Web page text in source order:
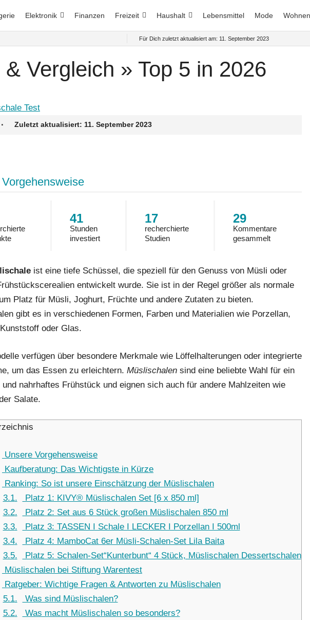
Elektronik Finanzen Freizeit Haushalt Lebensmittel Mode Wohnen
Für Dich zuletzt aktualisiert am: 11. September 2023
Vergleich » Top 5 in 2026
· Zuletzt aktualisiert: 11. September 2023
41
Stunden
investiert
17
recherchierte
Studien
29
Kommentare
gesammelt
ist eine tiefe Schüssel, die speziell für den Genuss von Müsli oder
entwickelt wurde. Sie ist in der Regel größer als normale
Platz für Müsli, Joghurt, Früchte und andere Zutaten zu bieten.
gibt es in verschiedenen Formen, Farben und Materialien wie Porzellan,
oder Glas.
verfügen über besondere Merkmale wie Löffelhalterungen oder integrierte
um das Essen zu erleichtern. Müslischalen sind eine beliebte Wahl für ein
und nahrhaftes Frühstück und eignen sich auch für andere Mahlzeiten wie
Salate.
Unsere Vorgehensweise
Kaufberatung: Das Wichtigste in Kürze
Ranking: So ist unsere Einschätzung der Müslischalen
3.1
Platz 1: KIVY® Müslischalen Set [6 x 850 ml]
3.2
Platz 2: Set aus 6 Stück großen Müslischalen 850 ml
3.3
Platz 3: TASSEN I Schale I LECKER I Porzellan I 500ml
3.4
Platz 4: MamboCat 6er Müsli-Schalen-Set Lila Baita
3.5
Platz 5: Schalen-Set“Kunterbunt“ 4 Stück, Müslischalen Dessertschalen
Müslischalen bei Stiftung Warentest
Ratgeber: Wichtige Fragen & Antworten zu Müslischalen
5.1
Was sind Müslischalen?
5.2
Was macht Müslischalen so besonders?